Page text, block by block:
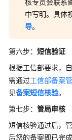
ICP
备
案
结
果
查
修
改
中写明。具体
导。
第六步： 短信验证
根据工信部要求，
需通过工信部备案
见备案短信核验。
第七步： 管局审核
短信核验通过后，
后您的备案即已完